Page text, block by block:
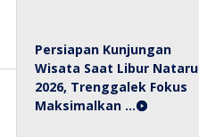
Persiapan Kunjungan
Wisata Saat Libur Nataru
2026, Trenggalek Fokus
Maksimalkan …